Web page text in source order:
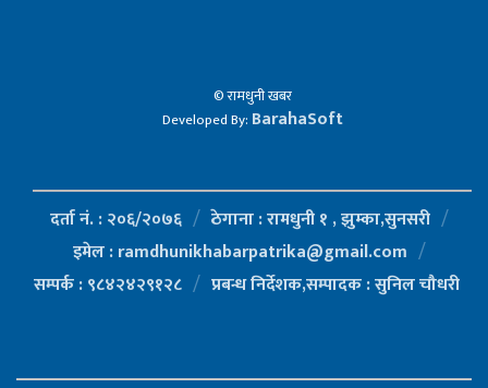
© रामधुनी खबर
Developed By: BarahaSoft
दर्ता नं. : २०६/२०७६
ठेगाना : रामधुनी १ , झुम्का,सुनसरी
इमेल : ramdhunikhabarpatrika@gmail.com
सम्पर्क : ९८४२४२९१२८
प्रबन्ध निर्देशक,सम्पादक : सुनिल चौधरी